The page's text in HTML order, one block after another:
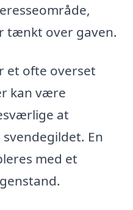
tænkt over gaven.
et ofte overset
kan være
at
En
med et